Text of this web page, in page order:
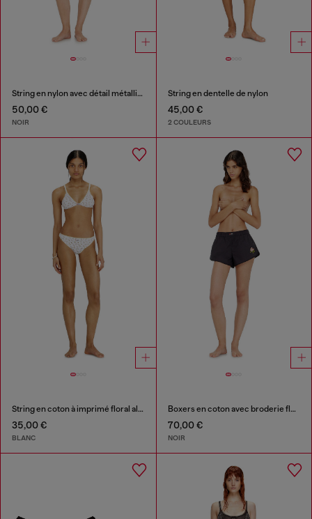
String en nylon avec détail métallique Oval D
50,00 €
NOIR
String en dentelle de nylon
45,00 €
2 COULEURS
String en coton à imprimé floral all-over
35,00 €
BLANC
Boxers en coton avec broderie florale
70,00 €
NOIR